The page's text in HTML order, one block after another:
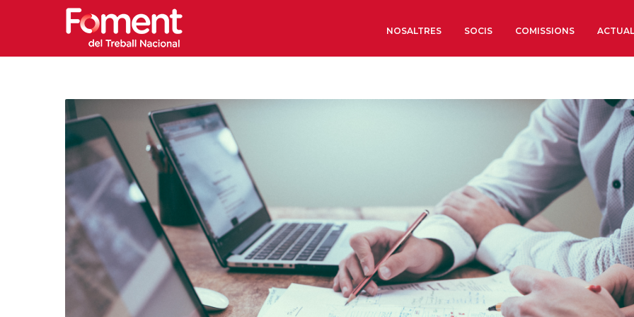
NOSALTRES
Òrgans de Govern
Òrgans Consultius
Estructura Executiva
Institut d’Estudis
Societat Barcelonesa
Econòmics i Socials
Organitzacions
Organitzacions
Coneix més
SOCIS COMISSIONS